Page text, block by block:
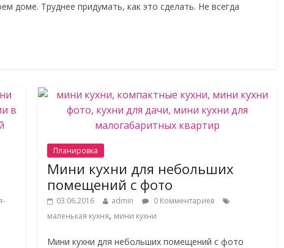
доме. Труднее придумать, как это сделать. Не всегда
Планировка
Мини кухни для небольших
помещений с фото
03.06.2016 admin
0 Комментариев
маленькая кухня, мини кухни
Мини кухни для небольших помещений с фото